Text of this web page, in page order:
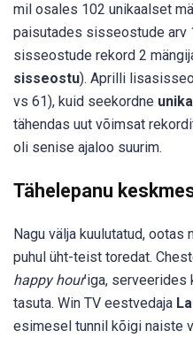
mil osales 102 unikaalset
paisutades sisseostude arv
sisseostude rekord 2
sisseostu). Aprilli
vs 61), kuid seekordne
tähendas uut võimsat
oli senise ajaloo suurim.
Tähelepanu
Nagu välja kuulutatud, ootas
puhul üht-teist toredat.
happy hour’iga,
tasuta. Win TV eestvedaja
esimesel tunnil kõigi naiste